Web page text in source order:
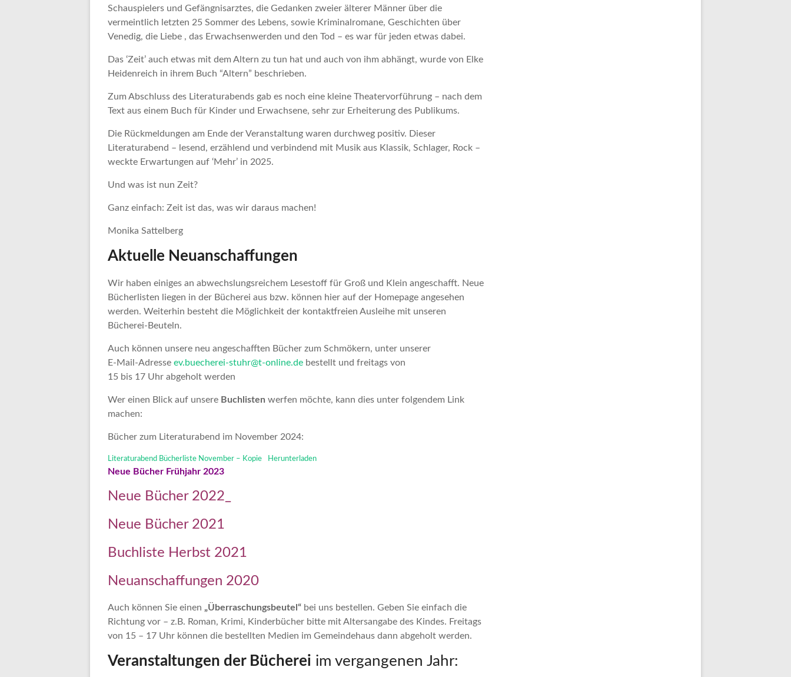
Schauspielers und Gefängnisarztes, die Gedanken zweier älterer Männer über die
vermeintlich letzten 25 Sommer des Lebens, sowie Kriminalromane, Geschichten über
Venedig, die Liebe , das Erwachsenwerden und den Tod – es war für jeden etwas dabei.
Das ‘Zeit’ auch etwas mit dem Altern zu tun hat und auch von ihm abhängt, wurde von Elke
Heidenreich in ihrem Buch “Altern” beschrieben.
Zum Abschluss des Literaturabends gab es noch eine kleine Theatervorführung – nach dem
Text aus einem Buch für Kinder und Erwachsene, sehr zur Erheiterung des Publikums.
Die Rückmeldungen am Ende der Veranstaltung waren durchweg positiv. Dieser
Literaturabend – lesend, erzählend und verbindend mit Musik aus Klassik, Schlager, Rock –
weckte Erwartungen auf ‘Mehr’ in 2025.
Und was ist nun Zeit?
Ganz einfach: Zeit ist das, was wir daraus machen!
Monika Sattelberg
Aktuelle Neuanschaffungen
Wir haben einiges an abwechslungsreichem Lesestoff für Groß und Klein angeschafft. Neue
Bücherlisten liegen in der Bücherei aus bzw. können hier auf der Homepage angesehen
werden. Weiterhin besteht die Möglichkeit der kontaktfreien Ausleihe mit unseren
Bücherei-Beuteln.
Auch können unsere neu angeschafften Bücher zum Schmökern, unter unserer
E-Mail-Adresse ev.buecherei-stuhr@t-online.de bestellt und freitags von
15 bis 17 Uhr abgeholt werden
Wer einen Blick auf unsere Buchlisten werfen möchte, kann dies unter folgendem Link
machen:
Bücher zum Literaturabend im November 2024:
Literaturabend Bücherliste November – Kopie Herunterladen
Neue Bücher Frühjahr 2023
Neue Bücher 2022_
Neue Bücher 2021
Buchliste Herbst 2021
Neuanschaffungen 2020
Auch können Sie einen „Überraschungsbeutel“ bei uns bestellen. Geben Sie einfach die
Richtung vor – z.B. Roman, Krimi, Kinderbücher bitte mit Altersangabe des Kindes. Freitags
von 15 – 17 Uhr können die bestellten Medien im Gemeindehaus dann abgeholt werden.
Veranstaltungen der Bücherei im vergangenen Jahr: